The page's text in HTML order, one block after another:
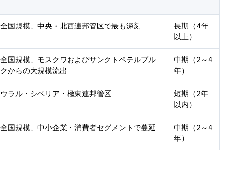
全国規模、中央・北西連邦管区で最も深刻
長期（4年
以上）
全国規模、モスクワおよびサンクトペテルブル
クからの大規模流出
中期（2～4
年）
ウラル・シベリア・極東連邦管区
短期（2年
以内）
全国規模、中小企業・消費者セグメントで蔓延
中期（2～4
年）